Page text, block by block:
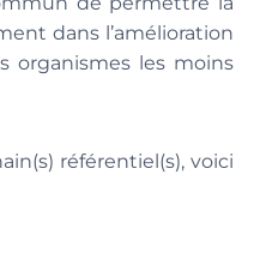
dans l’amélioration
organismes les moins
référentiel(s), voici